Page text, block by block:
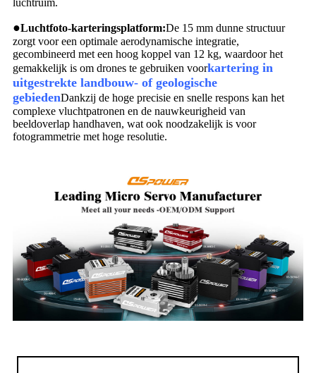
luchtruim.
●Luchtfoto-karteringsplatform:De 15 mm dunne structuur
zorgt voor een optimale aerodynamische integratie,
gecombineerd met een hoog koppel van 12 kg, waardoor het
gemakkelijk is om drones te gebruiken voorkartering in
uitgestrekte landbouw- of geologische
gebiedenDankzij de hoge precisie en snelle respons kan het
complexe vluchtpatronen en de nauwkeurigheid van
beeldoverlap handhaven, wat ook noodzakelijk is voor
fotogrammetrie met hoge resolutie.